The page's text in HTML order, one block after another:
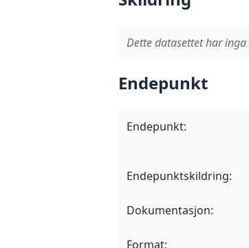
Dette datasettet har
Endepunkt
Endepunkt:
Endepunktskildring:
Dokumentasjon:
Format: